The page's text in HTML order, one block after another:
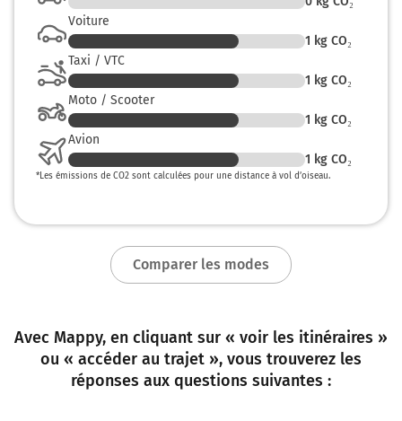
Voiture
1 kg CO₂
Taxi / VTC
1 kg CO₂
Moto / Scooter
1 kg CO₂
Avion
1 kg CO₂
*Les émissions de CO2 sont calculées pour une distance à vol d’oiseau.
Comparer les modes
Avec Mappy, en cliquant sur « voir les itinéraires »
ou « accéder au trajet », vous trouverez les
réponses aux questions suivantes :